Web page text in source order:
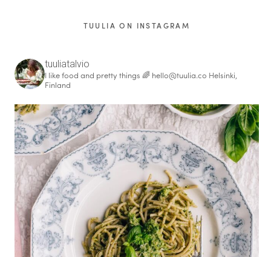
TUULIA ON INSTAGRAM
tuuliatalvio
I like food and pretty things 🌈 hello@tuulia.co Helsinki,
Finland